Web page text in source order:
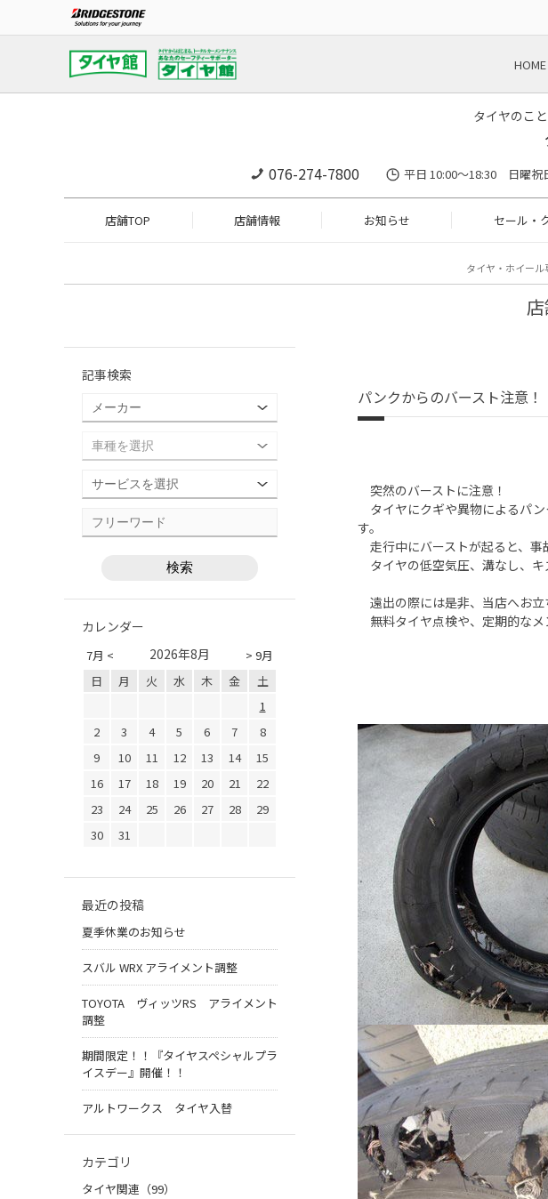
HOME
タイヤのこ
076-274-7800 平日 10:00～18:30 日曜祝
店舗TOP 店舗情報 お知らせ セール・
タイヤ・ホイー
パンクからのバースト注意！
突然のバーストに注意！
タイヤにクギや異物によるパ
す。
走行中にバーストが起ると、事
タイヤの低空気圧、溝なし、キ
遠出の際には是非、当店へお立
無料タイヤ点検や、定期的なメ
記事検索
カレンダー
7月 < > 9月
2026年8月
日 月 火 水 木 金
土
1
2
3 4 5 6 7
8
9
10 11 12 13 14
15
16
17 18 19 20 21
22
23
24 25 26 27 28
29
30
31
最近の投稿
夏季休業のお知らせ
スバル WRX アライメント調整
TOYOTA ヴィッツRS アライメント
調整
期間限定！！『タイヤスペシャルプラ
イスデー』開催！！
アルトワークス タイヤ入替
カテゴリ
タイヤ関連（99）